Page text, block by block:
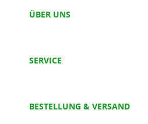
ÜBER UNS
SERVICE
BESTELLUNG & VERSAND